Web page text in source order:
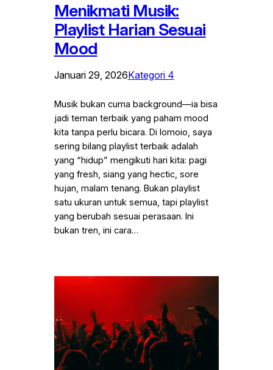
Menikmati Musik:
Playlist Harian Sesuai
Mood
Januari 29, 2026Kategori 4
Musik bukan cuma background—ia bisa
jadi teman terbaik yang paham mood
kita tanpa perlu bicara. Di Iomoio, saya
sering bilang playlist terbaik adalah
yang “hidup” mengikuti hari kita: pagi
yang fresh, siang yang hectic, sore
hujan, malam tenang. Bukan playlist
satu ukuran untuk semua, tapi playlist
yang berubah sesuai perasaan. Ini
bukan tren, ini cara…